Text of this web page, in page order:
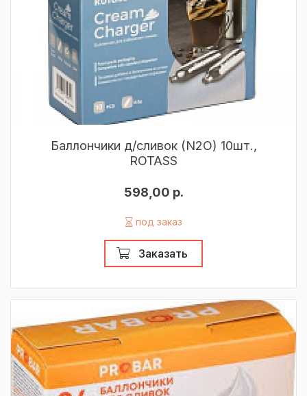
Баллончики д/сливок (N2O) 10шт.,
ROTASS
598,00 р.
под заказ
Заказать